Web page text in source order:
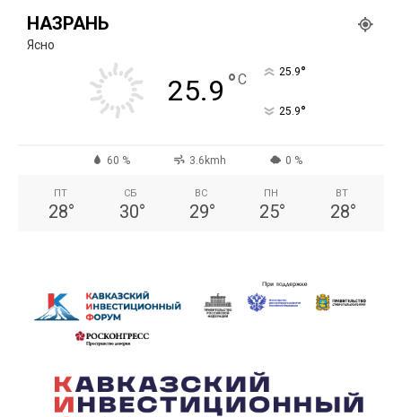
НАЗРАНЬ
Ясно
25.9 °C 25.9°
25.9°
60 % 3.6kmh 0 %
ПТ
28°
СБ
30°
ВС
29°
ПН
25°
ВТ
28°